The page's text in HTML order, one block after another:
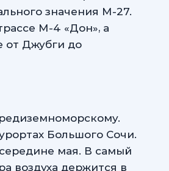
значения М-27.
М-4 «Дон», а
от Джубги до
Большого Сочи.
мая. В самый
воздуха держится в